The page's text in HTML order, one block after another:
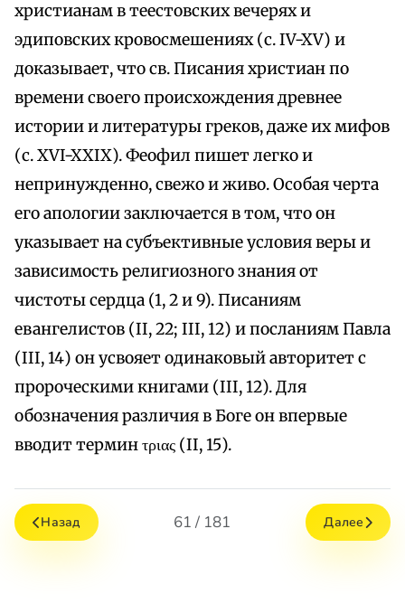
христианам в теестовских вечерях и
эдиповских кровосмешениях (с. IV-XV) и
доказывает, что св. Писания христиан по
времени своего происхождения древнее
истории и литературы греков, даже их мифов
(с. XVI-XXIX). Феофил пишет легко и
непринужденно, свежо и живо. Особая черта
его апологии заключается в том, что он
указывает на субъективные условия веры и
зависимость религиозного знания от
чистоты сердца (1, 2 и 9). Писаниям
евангелистов (II, 22; III, 12) и посланиям Павла
(III, 14) он усвояет одинаковый авторитет с
пророческими книгами (III, 12). Для
обозначения различия в Боге он впервые
вводит термин τριας (II, 15).
Назад 61 / 181 Далее